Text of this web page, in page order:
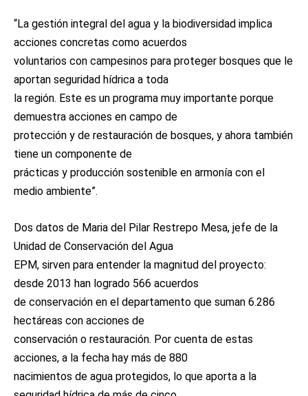
“La gestión integral del agua y la biodiversidad implica
acciones concretas como acuerdos
voluntarios con campesinos para proteger bosques que le
aportan seguridad hídrica a toda
la región. Este es un programa muy importante porque
demuestra acciones en campo de
protección y de restauración de bosques, y ahora también
tiene un componente de
prácticas y producción sostenible en armonía con el
medio ambiente”.
Dos datos de Maria del Pilar Restrepo Mesa, jefe de la
Unidad de Conservación del Agua
EPM, sirven para entender la magnitud del proyecto:
desde 2013 han logrado 566 acuerdos
de conservación en el departamento que suman 6.286
hectáreas con acciones de
conservación o restauración. Por cuenta de estas
acciones, a la fecha hay más de 880
nacimientos de agua protegidos, lo que aporta a la